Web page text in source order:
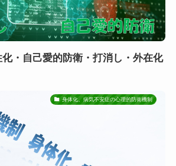
・自己愛的防衛・打消し・外在化
身体化、病気不安症の心理的防衛機制